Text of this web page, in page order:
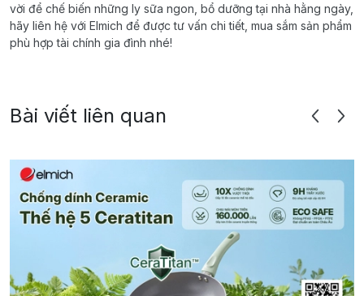
vời để chế biến những ly sữa ngon, bổ dưỡng tại nhà hằng ngày,
hãy liên hệ với Elmich để được tư vấn chi tiết, mua sắm sản phẩm
phù hợp tài chính gia đình nhé!
Bài viết liên quan